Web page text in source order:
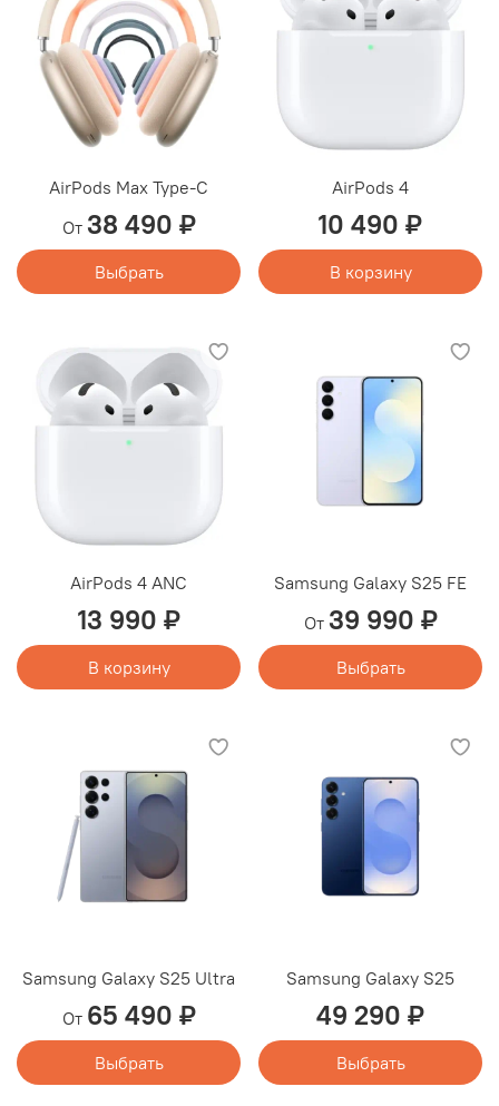
AirPods Max Type-C
От 38 490 ₽
Выбрать
AirPods 4
10 490 ₽
В корзину
AirPods 4 ANC
13 990 ₽
В корзину
Samsung Galaxy S25 FE
От 39 990 ₽
Выбрать
Samsung Galaxy S25 Ultra
От 65 490 ₽
Выбрать
Samsung Galaxy S25
49 290 ₽
Выбрать